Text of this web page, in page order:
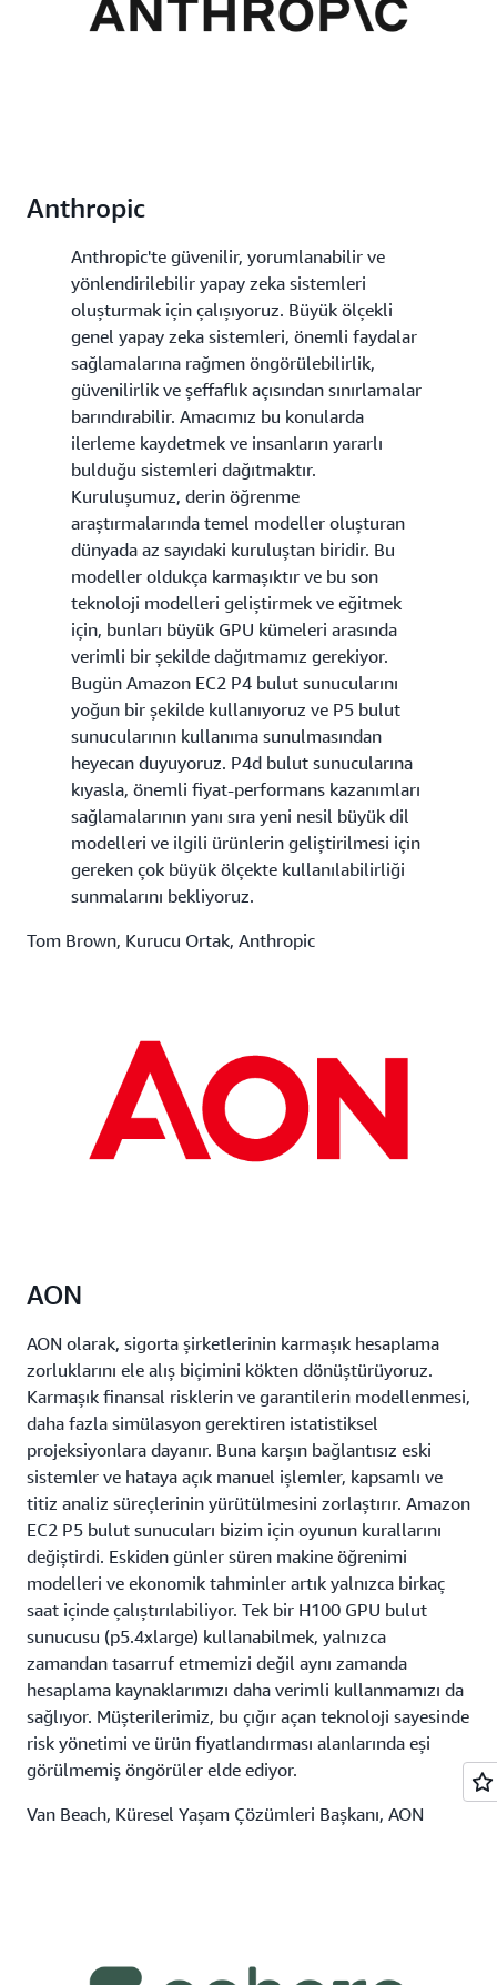
Anthropic
Anthropic'te güvenilir, yorumlanabilir ve
yönlendirilebilir yapay zeka sistemleri
oluşturmak için çalışıyoruz. Büyük ölçekli
genel yapay zeka sistemleri, önemli faydalar
sağlamalarına rağmen öngörülebilirlik,
güvenilirlik ve şeffaflık açısından sınırlamalar
barındırabilir. Amacımız bu konularda
ilerleme kaydetmek ve insanların yararlı
bulduğu sistemleri dağıtmaktır.
Kuruluşumuz, derin öğrenme
araştırmalarında temel modeller oluşturan
dünyada az sayıdaki kuruluştan biridir. Bu
modeller oldukça karmaşıktır ve bu son
teknoloji modelleri geliştirmek ve eğitmek
için, bunları büyük GPU kümeleri arasında
verimli bir şekilde dağıtmamız gerekiyor.
Bugün Amazon EC2 P4 bulut sunucularını
yoğun bir şekilde kullanıyoruz ve P5 bulut
sunucularının kullanıma sunulmasından
heyecan duyuyoruz. P4d bulut sunucularına
kıyasla, önemli fiyat-performans kazanımları
sağlamalarının yanı sıra yeni nesil büyük dil
modelleri ve ilgili ürünlerin geliştirilmesi için
gereken çok büyük ölçekte kullanılabilirliği
sunmalarını bekliyoruz.
Tom Brown, Kurucu Ortak, Anthropic
AON
AON olarak, sigorta şirketlerinin karmaşık hesaplama
zorluklarını ele alış biçimini kökten dönüştürüyoruz.
Karmaşık finansal risklerin ve garantilerin modellenmesi,
daha fazla simülasyon gerektiren istatistiksel
projeksiyonlara dayanır. Buna karşın bağlantısız eski
sistemler ve hataya açık manuel işlemler, kapsamlı ve
titiz analiz süreçlerinin yürütülmesini zorlaştırır. Amazon
EC2 P5 bulut sunucuları bizim için oyunun kurallarını
değiştirdi. Eskiden günler süren makine öğrenimi
modelleri ve ekonomik tahminler artık yalnızca birkaç
saat içinde çalıştırılabiliyor. Tek bir H100 GPU bulut
sunucusu (p5.4xlarge) kullanabilmek, yalnızca
zamandan tasarruf etmemizi değil aynı zamanda
hesaplama kaynaklarımızı daha verimli kullanmamızı da
sağlıyor. Müşterilerimiz, bu çığır açan teknoloji sayesinde
risk yönetimi ve ürün fiyatlandırması alanlarında eşi
görülmemiş öngörüler elde ediyor.
Van Beach, Küresel Yaşam Çözümleri Başkanı, AON